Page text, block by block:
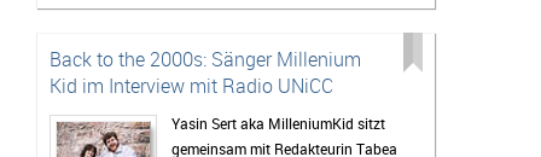
das Wasser an den Verkaufsständen um 20% reduziert.
zahlreichen Rettungskräfte direkt vor Ort.
Als erster Voract startete der Rapperyung pepp
welcher mit Sommerkleid und Wassereis die passende
musikalische Untermalung für den sich langsam
Back to the 2000s: Sänger Millenium
Kid im Interview mit Radio UNiCC
Yasin Sert aka MilleniumKid sitzt
gemeinsam mit Redakteurin Tabea